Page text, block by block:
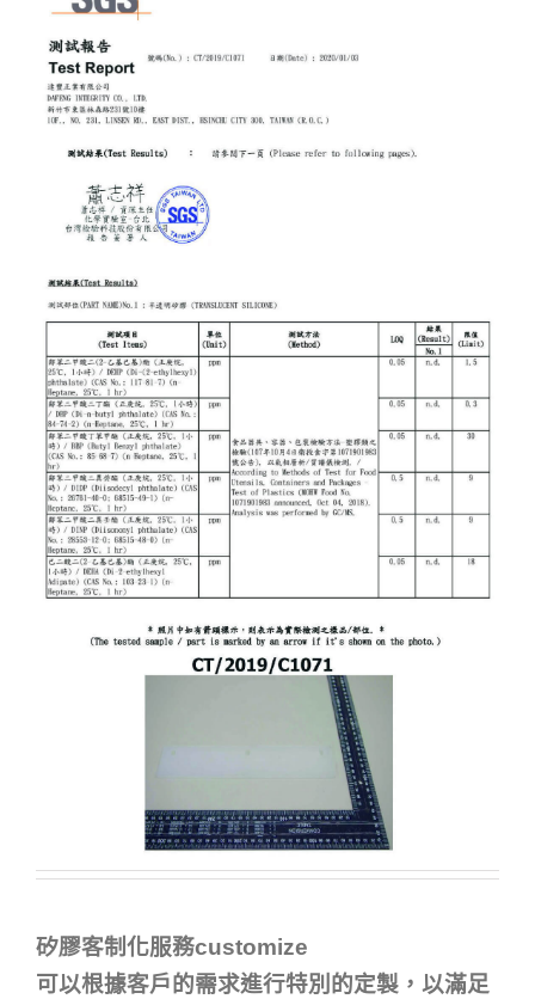
矽膠客制化服務customize
可以根據客戶的需求進行特別的定製，以滿足